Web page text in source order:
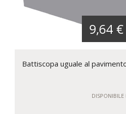
9,64 €
Battiscopa uguale al